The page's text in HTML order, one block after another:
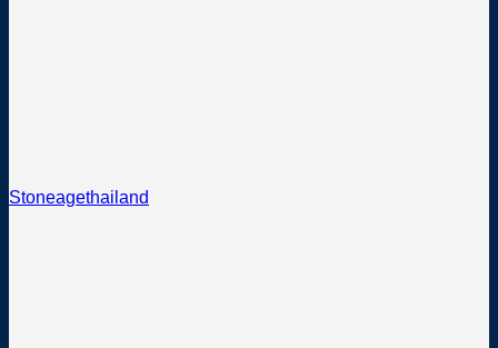
Stoneagethailand